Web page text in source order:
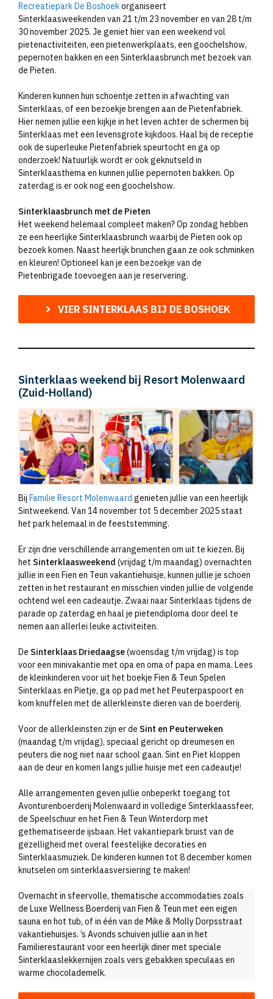
Recreatiepark De Boshoekorganiseert
Sinterklaasweekenden van 21 t/m 23 november en van 28 t/m
30 november 2025. Je geniet hier van een weekend vol
pietenactiviteiten, een pietenwerkplaats, een goochelshow,
pepernoten bakken en een Sinterklaasbrunch met bezoek van
de Pieten.
Kinderen kunnen hun schoentje zetten in afwachting van
Sinterklaas, of een bezoekje brengen aan de Pietenfabriek.
Hier nemen jullie een kijkje in het leven achter de schermen bij
Sinterklaas met een levensgrote kijkdoos. Haal bij de receptie
ook de superleuke Pietenfabriek speurtocht en ga op
onderzoek! Natuurlijk wordt er ook geknutseld in
Sinterklaasthema en kunnen jullie pepernoten bakken. Op
zaterdag is er ook nog een goochelshow.
Sinterklaasbrunch met de Pieten
Het weekend helemaal compleet maken? Op zondag hebben
ze een heerlijke Sinterklaasbrunch waarbij de Pieten ook op
bezoek komen. Naast heerlijk brunchen gaan ze ook schminken
en kleuren! Optioneel kan je een bezoekje van de
Pietenbrigade toevoegen aan je reservering.
VIER SINTERKLAAS BIJ DE BOSHOEK
Sinterklaas weekend bij Resort Molenwaard
(Zuid-Holland)
Bij Familie Resort Molenwaard genieten jullie van een heerlijk
Sintweekend. Van 14 november tot 5 december 2025 staat
het park helemaal in de feeststemming.
Er zijn drie verschillende arrangementen om uit te kiezen. Bij
het Sinterklaasweekend (vrijdag t/m maandag) overnachten
jullie in een Fien en Teun vakantiehuisje, kunnen jullie je schoen
zetten in het restaurant en misschien vinden jullie de volgende
ochtend wel een cadeautje. Zwaai naar Sinterklaas tijdens de
parade op zaterdag en haal je pietendiploma door deel te
nemen aan allerlei leuke activiteiten.
De Sinterklaas Driedaagse(woensdag t/m vrijdag) is top
voor een minivakantie met opa en oma of papa en mama. Lees
de kleinkinderen voor uit het boekje Fien & Teun Spelen
Sinterklaas en Pietje, ga op pad met het Peuterpaspoort en
kom knuffelen met de allerkleinste dieren van de boerderij.
Voor de allerkleinsten zijn er de Sint en Peuterweken
(maandag t/m vrijdag), speciaal gericht op dreumesen en
peuters die nog niet naar school gaan. Sint en Piet kloppen
aan de deur en komen langs jullie huisje met een cadeautje!
Alle arrangementen geven jullie onbeperkt toegang tot
Avonturenboerderij Molenwaard in volledige Sinterklaassfeer,
de Speelschuur en het Fien & Teun Winterdorp met
gethematiseerde ijsbaan. Het vakantiepark bruist van de
gezelligheid met overal feestelijke decoraties en
Sinterklaasmuziek. De kinderen kunnen tot 8 december komen
knutselen om sinterklaasversiering te maken!
Overnacht in sfeervolle, thematische accommodaties zoals
de Luxe Wellness Boerderij van Fien & Teun met een eigen
sauna en hot tub, of in één van de Mike & Molly Dorpsstraat
vakantiehuisjes. ’s Avonds schuiven jullie aan in het
Familierestaurant voor een heerlijk diner met speciale
Sinterklaaslekkernijen zoals vers gebakken speculaas en
warme chocolademelk.